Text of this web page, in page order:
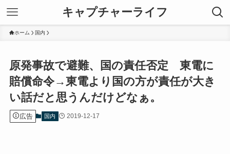
キャプチャーライフ
ホーム 国内
原発事故で避難、国の責任否定 東電に
賠償命令→東電より国の方が責任が大き
い話だと思うんだけどなぁ。
広告 国内 2019-12-17